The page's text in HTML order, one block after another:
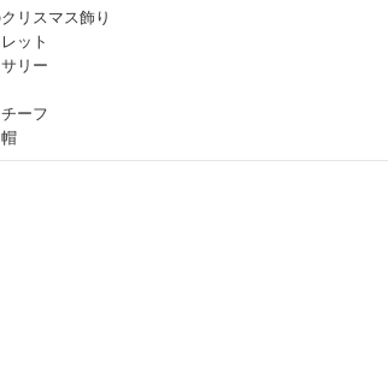
リスマス飾り
ット
リー
ーフ